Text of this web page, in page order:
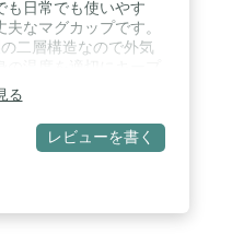
も日常でも使いやす
なマグカップです。
二層構造なので外気
ンレス製のため丈夫
のハードな使用にも耐
で衛生的です。 / 【容
の容量は片手で持ち
プなど様々な飲み物
る
レビューを書く